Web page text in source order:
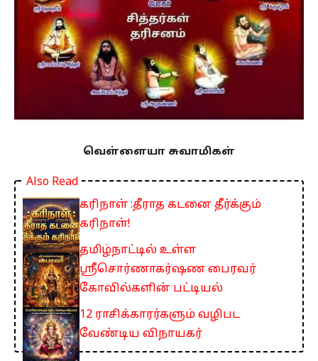
வெள்ளையா சுவாமிகள்
Also Read
கரிநாள் :தீராத கடனை தீர்க்கும்
கரிநாள்!
தமிழ்நாட்டில் உள்ள
ஸ்ரீசொர்ணாகர்ஷண பைரவர்
கோவில்களின் பட்டியல்
12 ராசிக்காரர்களும் வழிபட
வேண்டிய விநாயகர்